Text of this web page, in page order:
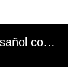
El mal momento de Yanina Gasañol con un hincha argentino en "Subrayado"